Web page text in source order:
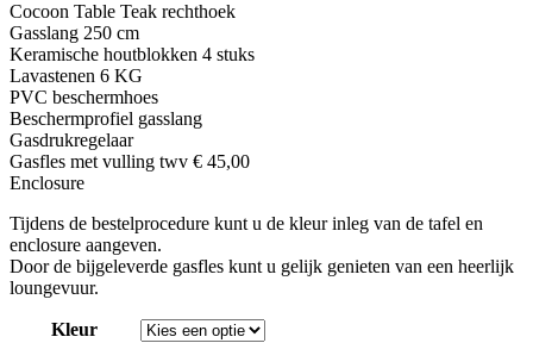
Cocoon Table Teak rechthoek
Gasslang 250 cm
Keramische houtblokken 4 stuks
Lavastenen 6 KG
PVC beschermhoes
Beschermprofiel gasslang
Gasdrukregelaar
Gasfles met vulling twv € 45,00
Enclosure
Tijdens de bestelprocedure kunt u de kleur inleg van de tafel en
enclosure aangeven.
Door de bijgeleverde gasfles kunt u gelijk genieten van een heerlijk
loungevuur.
Kleur